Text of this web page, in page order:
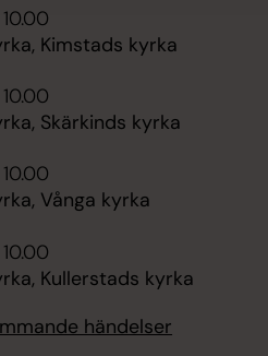
Kimstads kyrka
Skärkinds kyrka
Vånga kyrka
Kullerstads kyrka
händelser